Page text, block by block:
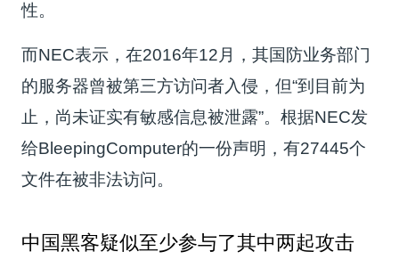
性。
而NEC表示，在2016年12月，其国防业务部门
的服务器曾被第三方访问者入侵，但“到目前为
止，尚未证实有敏感信息被泄露”。根据NEC发
给BleepingComputer的一份声明，有27445个
文件在被非法访问。
中国黑客疑似至少参与了其中两起攻击